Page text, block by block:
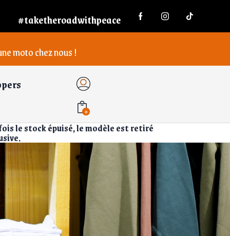
#taketheroadwithpeace
moto chez nous !
0
le stock épuisé, le modèle est retiré